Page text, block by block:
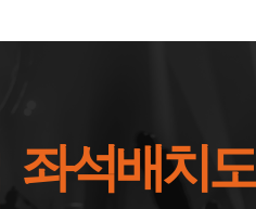
좌석배치도